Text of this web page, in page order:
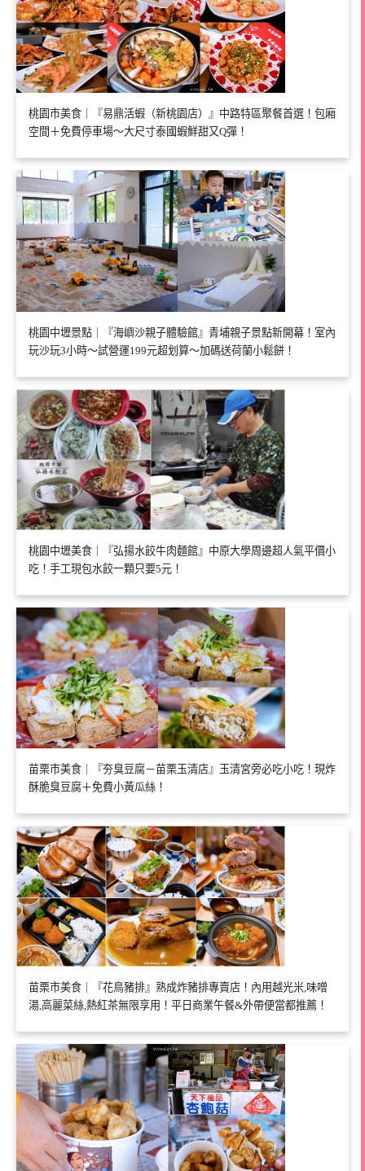
桃園市美食｜『易鼎活蝦（新桃園店）』中路特區聚餐首選！包廂
空間＋免費停車場～大尺寸泰國蝦鮮甜又Q彈！
桃園中壢景點｜『海嶼沙親子體驗館』青埔親子景點新開幕！室內
玩沙玩3小時～試營運199元超划算～加碼送荷蘭小鬆餅！
桃園中壢美食｜『弘揚水餃牛肉麵館』中原大學周邊超人氣平價小
吃！手工現包水餃一顆只要5元！
苗栗市美食｜『夯臭豆腐－苗栗玉清店』玉清宮旁必吃小吃！現炸
酥脆臭豆腐＋免費小黃瓜絲！
苗栗市美食｜『花鳥豬排』熟成炸豬排專賣店！內用越光米,味噌
湯,高麗菜絲,熱紅茶無限享用！平日商業午餐&外帶便當都推薦！